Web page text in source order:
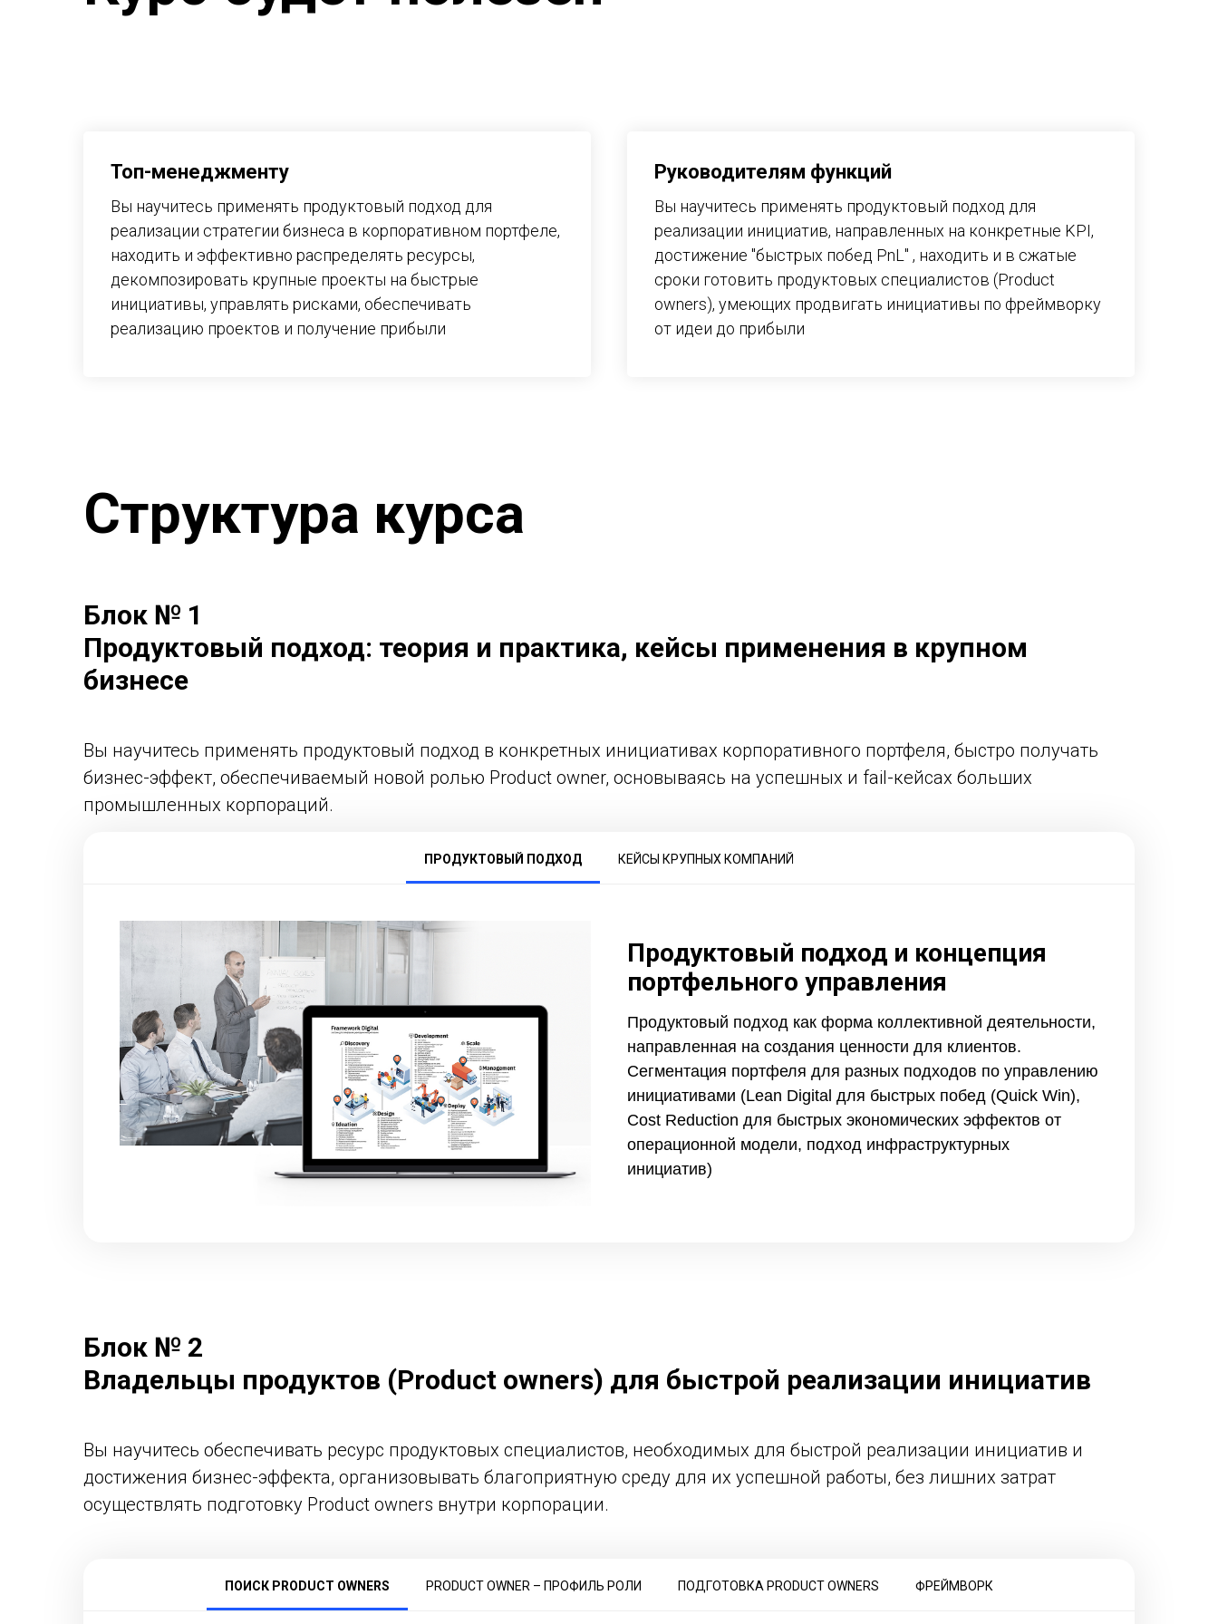
Топ-менеджменту
Вы научитесь применять продуктовый подход для
реализации стратегии бизнеса в корпоративном портфеле,
находить и эффективно распределять ресурсы,
декомпозировать крупные проекты на быстрые
инициативы, управлять рисками, обеспечивать
реализацию проектов и получение прибыли
Руководителям функций
Вы научитесь применять продуктовый подход для
реализации инициатив, направленных на конкретные KPI,
достижение "быстрых побед PnL" , находить и в сжатые
сроки готовить продуктовых специалистов (Product
owners), умеющих продвигать инициативы по фреймворку
от идеи до прибыли
Структура курса
Блок № 1
Продуктовый подход: теория и практика, кейсы применения в крупном
бизнесе
Вы научитесь применять продуктовый подход в конкретных инициативах корпоративного портфеля, быстро получать
бизнес-эффект, обеспечиваемый новой ролью Product owner, основываясь на успешных и fail-кейсах больших
промышленных корпораций.
ПРОДУКТОВЫЙ ПОДХОД КЕЙСЫ КРУПНЫХ КОМПАНИЙ
Продуктовый подход и концепция
портфельного управления
Продуктовый подход как форма коллективной деятельности,
направленная на создания ценности для клиентов.
Сегментация портфеля для разных подходов по управлению
инициативами (Lean Digital для быстрых побед (Quick Win),
Cost Reduction для быстрых экономических эффектов от
операционной модели, подход инфраструктурных
инициатив)
Блок № 2
Владельцы продуктов (Product owners) для быстрой реализации инициатив
Вы научитесь обеспечивать ресурс продуктовых специалистов, необходимых для быстрой реализации инициатив и
достижения бизнес-эффекта, организовывать благоприятную среду для их успешной работы, без лишних затрат
осуществлять подготовку Product owners внутри корпорации.
ПОИСК PRODUCT OWNERS PRODUCT OWNER – ПРОФИЛЬ РОЛИ ПОДГОТОВКА PRODUCT OWNERS ФРЕЙМВОРК